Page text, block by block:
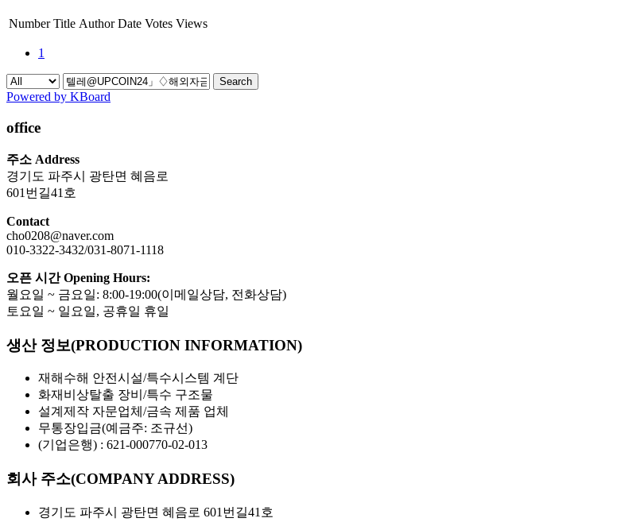
Number Title Author Date Votes Views
1
Search
Powered by KBoard
office
주소 Address
경기도 파주시 광탄면 혜음로
601번길41호
Contact
cho0208@naver.com
010-3322-3432/031-8071-1118
오픈 시간 Opening Hours:
월요일 ~ 금요일: 8:00-19:00(이메일상담, 전화상담)
토요일 ~ 일요일, 공휴일 휴일
생산 정보(PRODUCTION INFORMATION)
재해수해 안전시설/특수시스템 계단
화재비상탈출 장비/특수 구조물
설계제작 자문업체/금속 제품 업체
무통장입금(예금주: 조규선)
(기업은행) : 621-000770-02-013
회사 주소(COMPANY ADDRESS)
경기도 파주시 광탄면 혜음로 601번길41호